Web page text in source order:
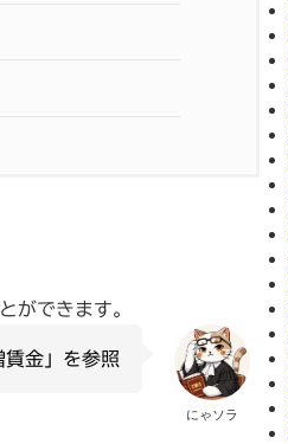
ができます。
にゃソラ
金」を参照